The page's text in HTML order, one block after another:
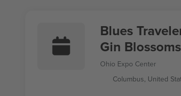
Blues
Gin Blossoms
Ohio Expo Center
Columbus, United